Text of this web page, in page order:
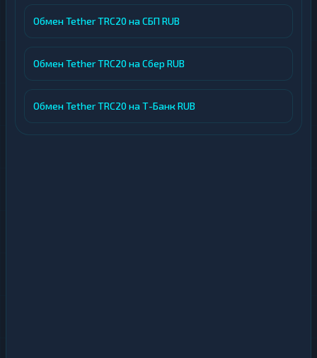
Обмен Tether TRC20 на СБП RUB
Обмен Tether TRC20 на Сбер RUB
Обмен Tether TRC20 на Т-Банк RUB